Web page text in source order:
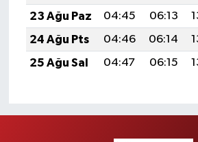
23 Ağu Paz
04:45 06:13
24 Ağu Pts
04:46 06:14
25 Ağu Sal
04:47 06:15